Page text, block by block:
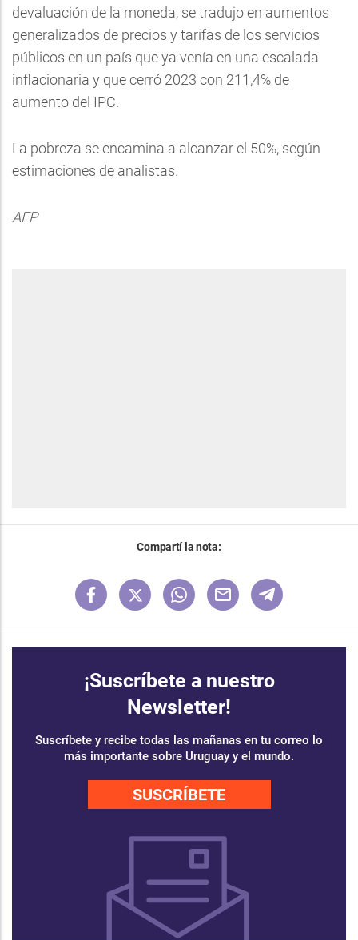
devaluación de la moneda, se tradujo en aumentos
generalizados de precios y tarifas de los servicios
públicos en un país que ya venía en una escalada
inflacionaria y que cerró 2023 con 211,4% de
aumento del IPC.
La pobreza se encamina a alcanzar el 50%, según
estimaciones de analistas.
AFP
Compartí la nota:
¡Suscríbete a nuestro
Newsletter!
Suscríbete y recibe todas las mañanas en tu correo lo
más importante sobre Uruguay y el mundo.
SUSCRÍBETE